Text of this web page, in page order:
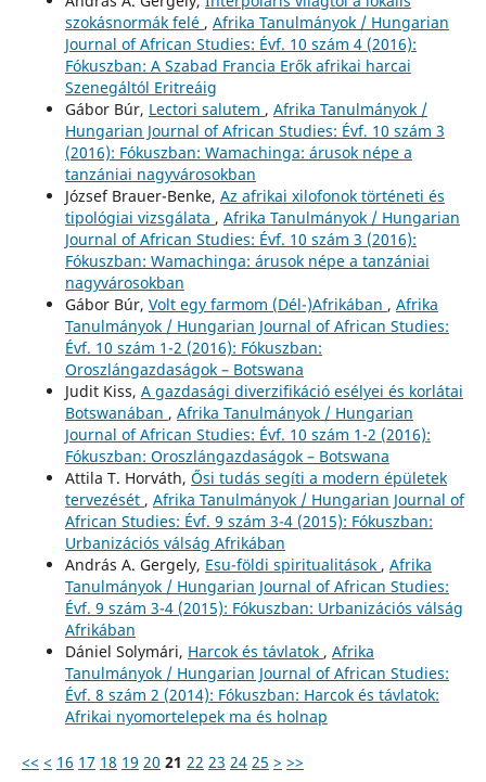
szokásnormák felé , Afrika Tanulmányok / Hungarian
Journal of African Studies: Évf. 10 szám 4 (2016):
Fókuszban: A Szabad Francia Erők afrikai harcai
Szenegáltól Eritreáig
Gábor Búr, Lectori salutem , Afrika Tanulmányok /
Hungarian Journal of African Studies: Évf. 10 szám 3
(2016): Fókuszban: Wamachinga: árusok népe a
tanzániai nagyvárosokban
József Brauer-Benke, Az afrikai xilofonok történeti és
tipológiai vizsgálata , Afrika Tanulmányok / Hungarian
Journal of African Studies: Évf. 10 szám 3 (2016):
Fókuszban: Wamachinga: árusok népe a tanzániai
nagyvárosokban
Gábor Búr, Volt egy farmom (Dél-)Afrikában , Afrika
Tanulmányok / Hungarian Journal of African Studies:
Évf. 10 szám 1-2 (2016): Fókuszban:
Oroszlángazdaságok – Botswana
Judit Kiss, A gazdasági diverzifikáció esélyei és korlátai
Botswanában , Afrika Tanulmányok / Hungarian
Journal of African Studies: Évf. 10 szám 1-2 (2016):
Fókuszban: Oroszlángazdaságok – Botswana
Attila T. Horváth, Ősi tudás segíti a modern épületek
tervezését , Afrika Tanulmányok / Hungarian Journal of
African Studies: Évf. 9 szám 3-4 (2015): Fókuszban:
Urbanizációs válság Afrikában
András A. Gergely, Esu-földi spiritualitások , Afrika
Tanulmányok / Hungarian Journal of African Studies:
Évf. 9 szám 3-4 (2015): Fókuszban: Urbanizációs válság
Afrikában
Dániel Solymári, Harcok és távlatok , Afrika
Tanulmányok / Hungarian Journal of African Studies:
Évf. 8 szám 2 (2014): Fókuszban: Harcok és távlatok:
Afrikai nyomortelepek ma és holnap
<< < 16 17 18 19 20 21 22 23 24 25 > >>